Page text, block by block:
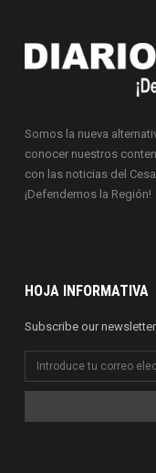
Somos la nueva
conocer nuestros
con las noticias del
¡Defendemos la Región!
HOJA INFORMATIVA
Subscribe our